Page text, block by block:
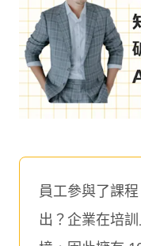
員工參與了課
出？企業在培